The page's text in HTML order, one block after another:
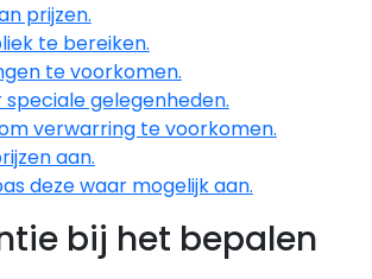
prijzen.
te bereiken.
te voorkomen.
gelegenheden.
verwarring te voorkomen.
aan.
deze waar mogelijk aan.
bij het bepalen